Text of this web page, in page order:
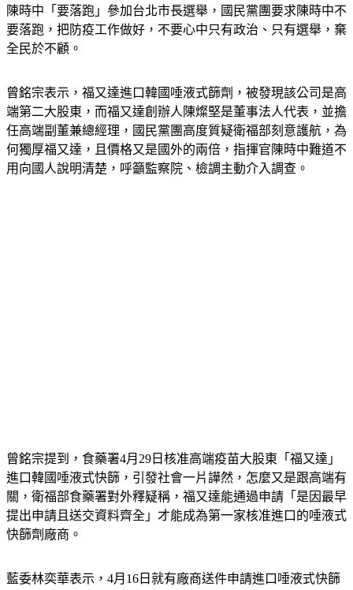
陳時中「要落跑」參加台北市長選舉，國民黨團要求陳時中不
要落跑，把防疫工作做好，不要心中只有政治、只有選舉，棄
全民於不顧。
曾銘宗表示，福又達進口韓國唾液式篩劑，被發現該公司是高
端第二大股東，而福又達創辦人陳燦堅是董事法人代表，並擔
任高端副董兼總經理，國民黨團高度質疑衛福部刻意護航，為
何獨厚福又達，且價格又是國外的兩倍，指揮官陳時中難道不
用向國人說明清楚，呼籲監察院、檢調主動介入調查。
曾銘宗提到，食藥署4月29日核准高端疫苗大股東「福又達」
進口韓國唾液式快篩，引發社會一片譁然，怎麼又是跟高端有
關，衛福部食藥署對外釋疑稱，福又達能通過申請「是因最早
提出申請且送交資料齊全」才能成為第一家核准進口的唾液式
快篩劑廠商。
藍委林奕華表示，4月16日就有廠商送件申請進口唾液式快篩